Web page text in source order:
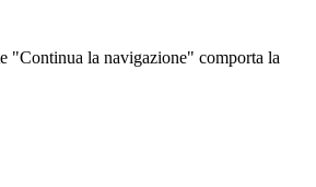
"Continua la navigazione" comporta la